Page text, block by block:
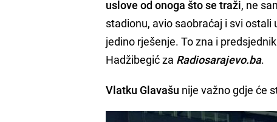
uslove od onoga što se traži, ne
stadionu, avio saobraćaj i svi
jedino rješenje. To zna i
Hadžibegić za Radiosarajevo.ba.
Vlatku Glavašu nije važno gdje će